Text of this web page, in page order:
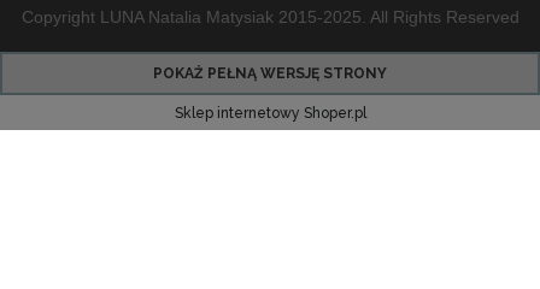
Copyright LUNA Natalia Matysiak 2015-2025. All Rights Reserved
POKAŻ PEŁNĄ WERSJĘ STRONY
Sklep internetowy Shoper.pl